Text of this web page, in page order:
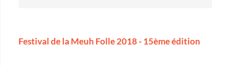
Festival de la Meuh Folle 2018 - 15ème édition